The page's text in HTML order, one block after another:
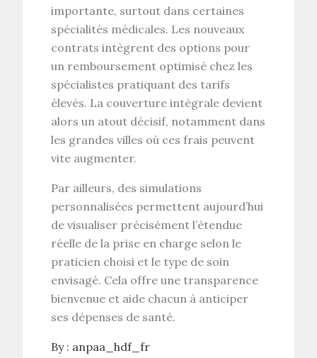
importante, surtout dans certaines
spécialités médicales. Les nouveaux
contrats intègrent des options pour
un remboursement optimisé chez les
spécialistes pratiquant des tarifs
élevés. La couverture intégrale devient
alors un atout décisif, notamment dans
les grandes villes où ces frais peuvent
vite augmenter.
Par ailleurs, des simulations
personnalisées permettent aujourd’hui
de visualiser précisément l’étendue
réelle de la prise en charge selon le
praticien choisi et le type de soin
envisagé. Cela offre une transparence
bienvenue et aide chacun à anticiper
ses dépenses de santé.
By : anpaa_hdf_fr